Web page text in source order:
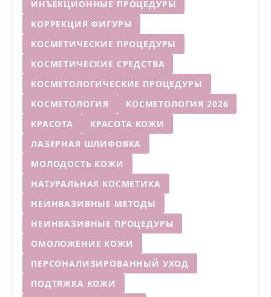
ИНЪЕКЦИОННЫЕ ПРОЦЕДУРЫ
КОРРЕКЦИЯ ФИГУРЫ
КОСМЕТИЧЕСКИЕ ПРОЦЕДУРЫ
КОСМЕТИЧЕСКИЕ СРЕДСТВА
КОСМЕТОЛОГИЧЕСКИЕ ПРОЦЕДУРЫ
КОСМЕТОЛОГИЯ
КОСМЕТОЛОГИЯ 2026
КРАСОТА
КРАСОТА КОЖИ
ЛАЗЕРНАЯ ШЛИФОВКА
МОЛОДОСТЬ КОЖИ
НАТУРАЛЬНАЯ КОСМЕТИКА
НЕИНВАЗИВНЫЕ МЕТОДЫ
НЕИНВАЗИВНЫЕ ПРОЦЕДУРЫ
ОМОЛОЖЕНИЕ КОЖИ
ПЕРСОНАЛИЗИРОВАННЫЙ УХОД
ПОДТЯЖКА КОЖИ